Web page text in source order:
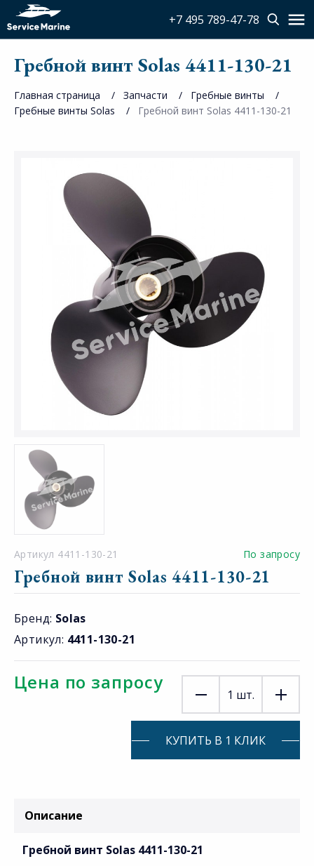
+7 495 789-47-78
Гребной винт Solas 4411-130-21
Главная страница Запчасти
Гребные винты
Гребные винты Solas
Гребной винт Solas 4411-130-21
Артикул 4411-130-21 По запросу
Гребной винт Solas 4411-130-21
Бренд: Solas
Артикул: 4411-130-21
Цена по запросу
1 шт.
КУПИТЬ В 1 КЛИК
Описание
Гребной винт Solas 4411-130-21